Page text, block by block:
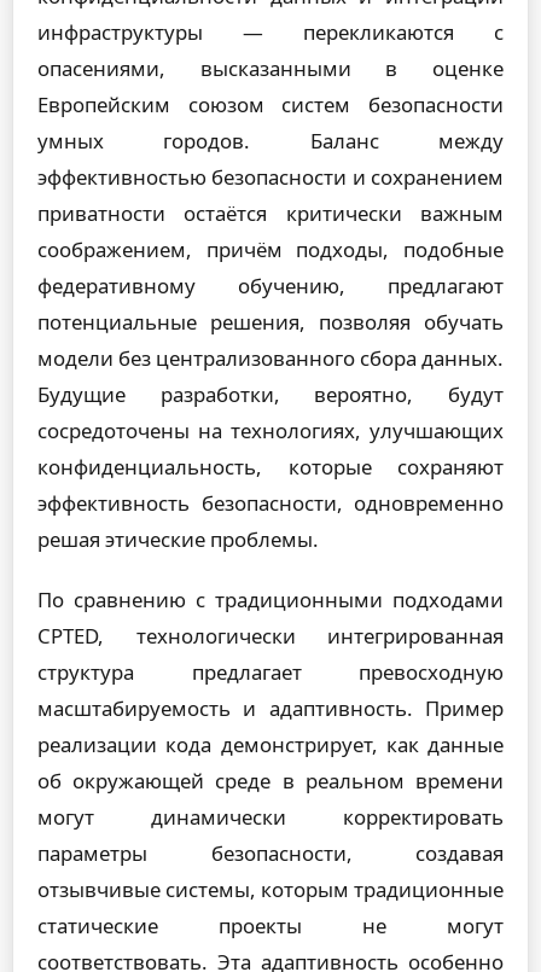
инфраструктуры — перекликаются с
опасениями, высказанными в оценке
Европейским союзом систем безопасности
умных городов. Баланс между
эффективностью безопасности и сохранением
приватности остаётся критически важным
соображением, причём подходы, подобные
федеративному обучению, предлагают
потенциальные решения, позволяя обучать
модели без централизованного сбора данных.
Будущие разработки, вероятно, будут
сосредоточены на технологиях, улучшающих
конфиденциальность, которые сохраняют
эффективность безопасности, одновременно
решая этические проблемы.
По сравнению с традиционными подходами
CPTED, технологически интегрированная
структура предлагает превосходную
масштабируемость и адаптивность. Пример
реализации кода демонстрирует, как данные
об окружающей среде в реальном времени
могут динамически корректировать
параметры безопасности, создавая
отзывчивые системы, которым традиционные
статические проекты не могут
соответствовать. Эта адаптивность особенно